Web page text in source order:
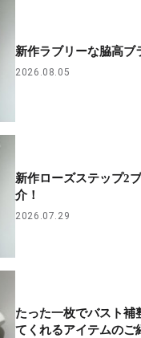
新作ラブリーな脇高
2026.08.05
新作ローズステップ2
介！
2026.07.29
たった一枚でバスト補
てくれるアイテムのご